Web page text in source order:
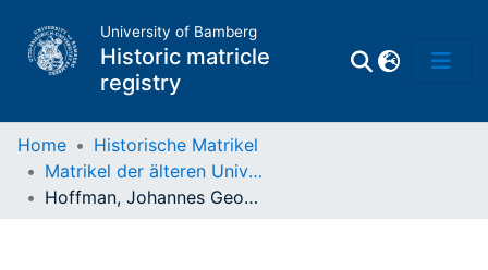
University of Bamberg
Historic matricle
registry
Matrikel
Home
Historische Matrikel
Matrikel der älteren Universität
Hoffman, Johannes Georg Wenzel